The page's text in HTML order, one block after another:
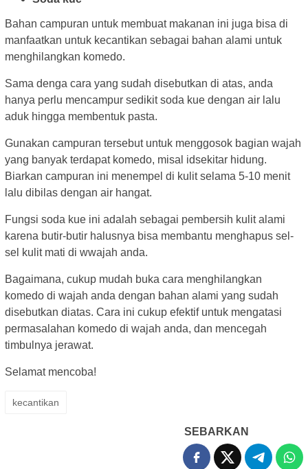
Bahan campuran untuk membuat makanan ini juga bisa di
manfaatkan untuk kecantikan sebagai bahan alami untuk
menghilangkan komedo.
Sama denga cara yang sudah disebutkan di atas, anda
hanya perlu mencampur sedikit soda kue dengan air lalu
aduk hingga membentuk pasta.
Gunakan campuran tersebut untuk menggosok bagian wajah
yang banyak terdapat komedo, misal idsekitar hidung.
Biarkan campuran ini menempel di kulit selama 5-10 menit
lalu dibilas dengan air hangat.
Fungsi soda kue ini adalah sebagai pembersih kulit alami
karena butir-butir halusnya bisa membantu menghapus sel-
sel kulit mati di wwajah anda.
Bagaimana, cukup mudah buka cara menghilangkan
komedo di wajah anda dengan bahan alami yang sudah
disebutkan diatas. Cara ini cukup efektif untuk mengatasi
permasalahan komedo di wajah anda, dan mencegah
timbulnya jerawat.
Selamat mencoba!
kecantikan
SEBARKAN